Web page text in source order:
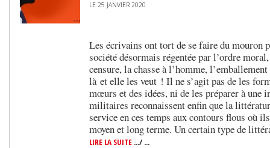
LE 25 JANVIER 2020
Les écrivains ont tort de se faire du mouron
société désormais régentée par l’ordre
censure, la chasse à l’homme,
là et elle les veut ! Il ne s’agit pas de les
mœurs et des idées, ni de les préparer à une
militaires reconnaissent enfin que la
service en ces temps aux contours flous où
moyen et long terme. Un certain type de
LIRE LA SUITE .../ ...